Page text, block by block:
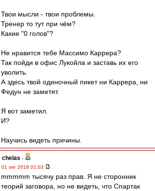
Твои мысли - твои проблемы.
Тренер то тут при чём?
Какие "0 голов"?
Не нравится тебе Массимо Каррера?
Так пойди в офис Лукойла и заставь их его
уволить.
А здесь твой одиночный пикет ни Каррера, ни
Федун не заметят.
Я вот заметил.
И?
Научись видеть причины.
chelas -
01 окт 2018 01:03
mmmmm тысячу раз прав. Я не сторонник
теорий заговора, но не видеть, что Спартак